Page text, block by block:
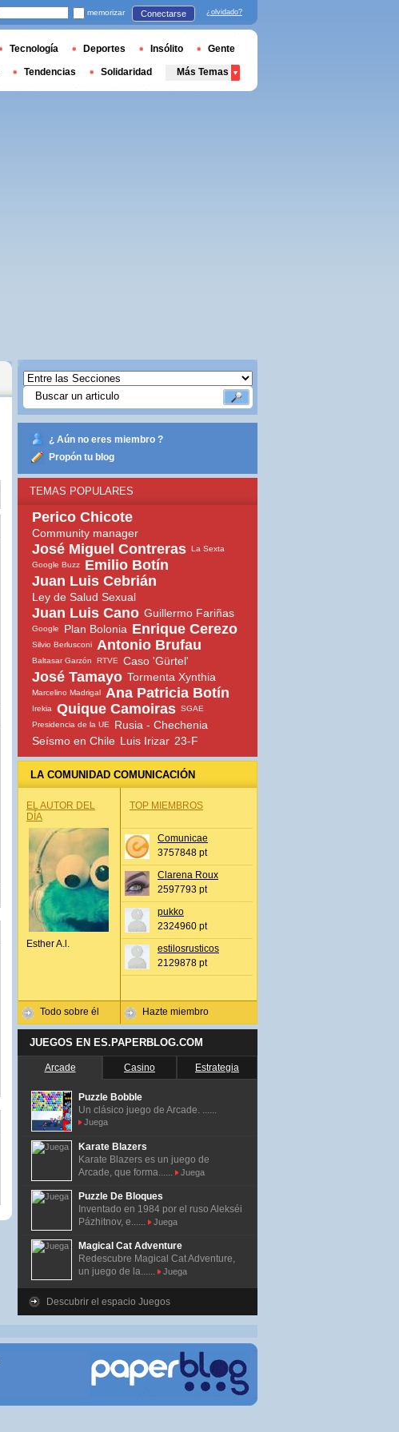
¿ Aún no eres miembro ?
Propón tu blog
TEMAS POPULARES
Perico Chicote
Community manager
José Miguel Contreras La Sexta
Google Buzz
Emilio Botín
Juan Luis Cebrián
Ley de Salud Sexual
Juan Luis Cano Guillermo Fariñas
Google Plan Bolonia Enrique Cerezo
Silvio Berlusconi Antonio Brufau
Baltasar Garzón RTVE Caso 'Gürtel'
José Tamayo Tormenta Xynthia
Marcelino Madrigal Ana Patricia Botín
Irekia Quique Camoiras SGAE
Presidencia de la UE
Rusia - Chechenia
Seísmo en Chile Luis Irizar 23-F
LA COMUNIDAD COMUNICACIÓN
EL AUTOR DEL
DÍA
Esther A.l.
Todo sobre él
TOP MIEMBROS
Comunicae
3757848 pt
Clarena Roux
2597793 pt
pukko
2324960 pt
estilosrusticos
2129878 pt
Hazte miembro
JUEGOS EN ES.PAPERBLOG.COM
Arcade Casino Estrategia
Puzzle Bobble
Un clásico juego de Arcade. ......
Juega
Karate Blazers
Karate Blazers es un juego de
Arcade, que forma......
Juega
Puzzle De Bloques
Inventado en 1984 por el ruso Alekséi
Pázhitnov, e......
Juega
Magical Cat Adventure
Redescubre Magical Cat Adventure,
un juego de la......
Juega
Descubrir el espacio Juegos
memorizar Conectarse ¿olvidado?
Tecnología Deportes Insólito Gente
Tendencias Solidaridad Más Temas